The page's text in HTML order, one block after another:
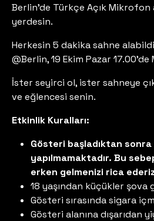
Berlin'de Türkçe Açık Mikrofon
yerdesin.
Herkesin 5 dakika sahne
@Berlin, 19 Ekim Pazar
İster seyirci ol, ister sahneye
ve eğlencesi senin.
Etkinlik Kuralları:
Gösteri başladıktan
yapılmamaktadır. Bu
erken gelmenizi rica
18 yaşından küçükler şova
Gösteri sırasında sigara
Gösteri alanına dışarıdan